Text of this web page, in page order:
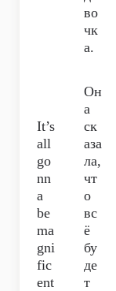
во
чк
а.
It’s
all
go
nn
a
be
ma
gni
fic
ent
Он
а
ск
аза
ла,
чт
о
вс
ё
бу
де
т